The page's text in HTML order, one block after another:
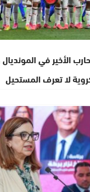
الأخير في
لا تعرف المستحيل